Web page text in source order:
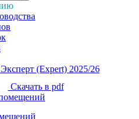
Скачать в pdf